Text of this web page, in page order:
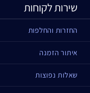
שירות לקוחות
החזרות והחלפות
איתור הזמנה
שאלות נפוצות